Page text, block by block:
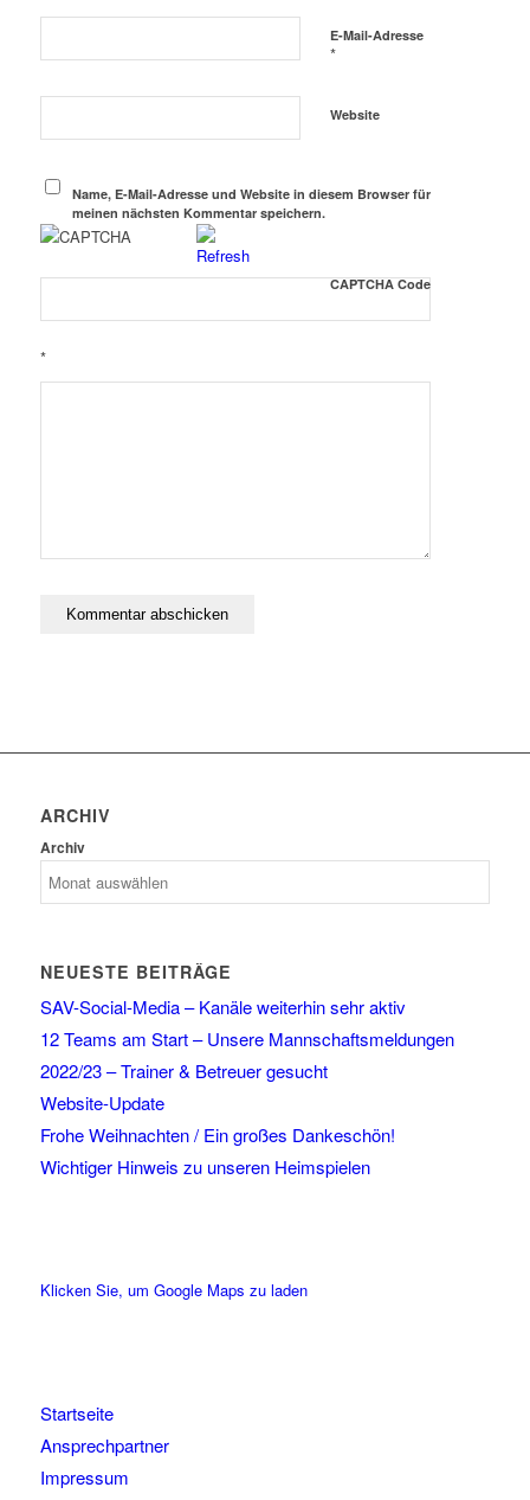
E-Mail-Adresse
*
Website
Name, E-Mail-Adresse und Website in diesem Browser für
meinen nächsten Kommentar speichern.
CAPTCHA Code
*
ARCHIV
Archiv
NEUESTE BEITRÄGE
SAV-Social-Media – Kanäle weiterhin sehr aktiv
12 Teams am Start – Unsere Mannschaftsmeldungen
2022/23 – Trainer & Betreuer gesucht
Website-Update
Frohe Weihnachten / Ein großes Dankeschön!
Wichtiger Hinweis zu unseren Heimspielen
Klicken Sie, um Google Maps zu laden
Startseite
Ansprechpartner
Impressum